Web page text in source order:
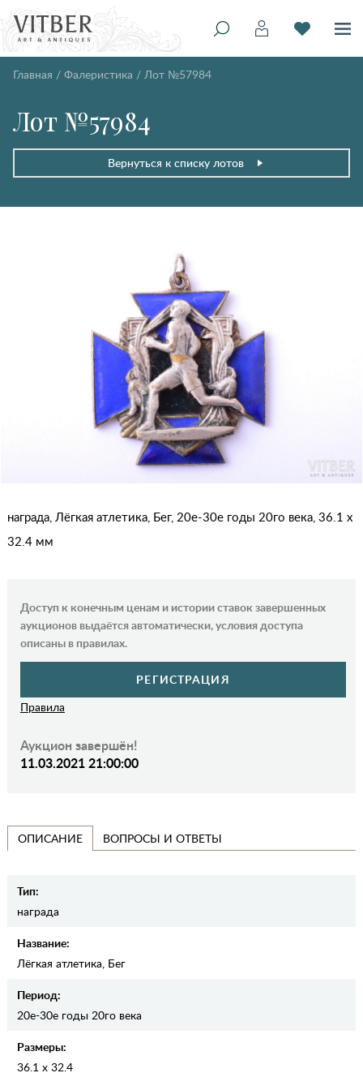
Главная / Фалеристика / Лот №57984
Лот №57984
Вернуться к списку лотов
награда, Лёгкая атлетика, Бег, 20е-30е годы 20го века, 36.1 x
32.4 мм
Доступ к конечным ценам и истории ставок завершенных
аукционов выдаётся автоматически, условия доступа
описаны в правилах.
РЕГИСТРАЦИЯ
Правила
Аукцион завершён!
11.03.2021 21:00:00
ОПИСАНИЕ ВОПРОСЫ И ОТВЕТЫ
Тип:
награда
Название:
Лёгкая атлетика, Бег
Период:
20е-30е годы 20го века
Размеры:
36.1 x 32.4